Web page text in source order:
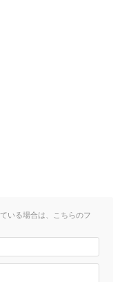
いる場合は、こちらのフ